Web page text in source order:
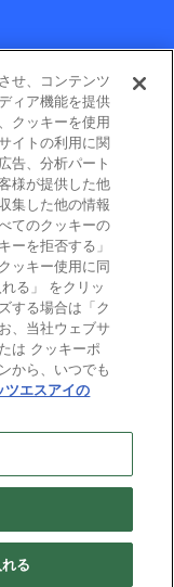
Corporation 1997-
せ、コンテンツ
ィア機能を提供
クッキーを使用
イトの利用に関
告、分析パート
様が提供した他
集した他の情報
てのクッキーの
ーを拒否する」
ッキー使用に同
る」 をクリッ
する場合は「ク
、当社ウェブサ
は クッキーポ
から、いつでも
ツエスアイの
る